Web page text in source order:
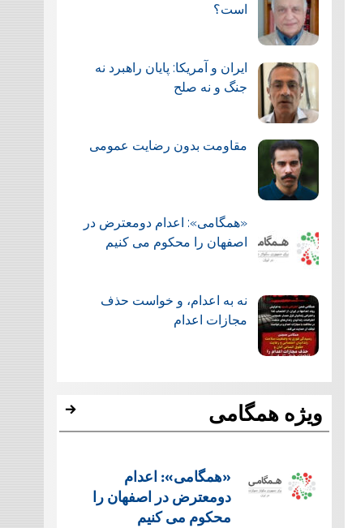
است؟
ایران و آمریکا: پایان راهبرد نه
جنگ و نه صلح
مقاومت بدون رضایت عمومی
«همگامی»: اعدام دومعترض در
اصفهان را محکوم می کنیم
نه به اعدام، و خواست حذف
مجازات اعدام
ویژه همگامی
«همگامی»: اعدام
دومعترض در اصفهان را
محکوم می کنیم